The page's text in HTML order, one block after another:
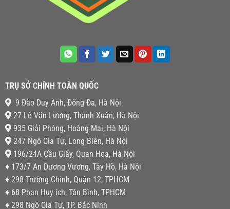
TRỤ SỞ CHÍNH TOÀN QUỐC
9 Đào Duy Anh, Đống Đa, Hà Nội
27 Lê Văn Lương, Thanh Xuân, Hà Nội
935 Giải Phóng, Hoàng Mai, Hà Nội
247 Ngô Gia Tự, Long Biên, Hà Nội
196/24A Cầu Giấy, Quan Hoa, Hà Nội
♦ 173/7 An Dương Vương, Tây Hồ, Hà Nội
♦ 298 Trường Chinh, Quận 12, TPHCM
♦ 68 Phan Huy ích, Tân Bình, TPHCM
♦ 298 Ngô Gia Tự, TP. Bắc Ninh